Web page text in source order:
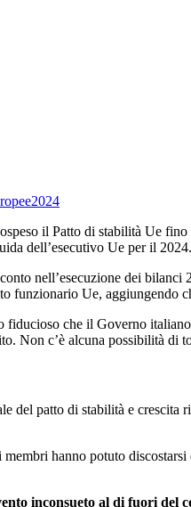
il Patto di stabilità Ue
dell’esecutivo Ue per il 2024.
nell’esecuzione dei
funzionario Ue, aggiungendo
che il Governo
Non c’è alcuna possibilità di
del patto di stabilità e
hanno potuto
inconsueto al di fuori del